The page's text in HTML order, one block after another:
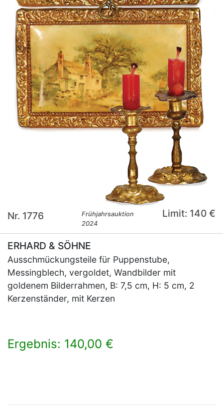
Nr. 1776
Frühjahrsauktion
2024
Limit: 140 €
ERHARD & SÖHNE
Ausschmückungsteile für Puppenstube,
Messingblech, vergoldet, Wandbilder mit
goldenem Bilderrahmen, B: 7,5 cm, H: 5 cm, 2
Kerzenständer, mit Kerzen
Ergebnis: 140,00 €